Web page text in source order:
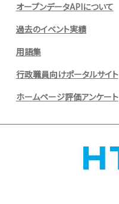
オープンデータAPIについて
過去のイベント実績
用語集
行政職員向けポータルサイト
ホームページ評価アンケート